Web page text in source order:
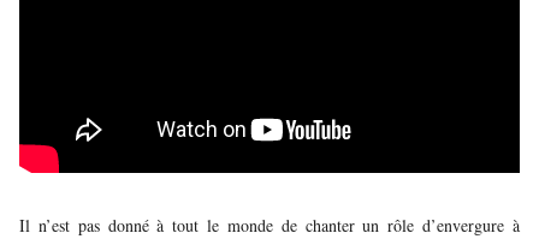
LA
SOUTENIR
Il n’est pas donné à tout le monde de chanter un rôle d’envergure à